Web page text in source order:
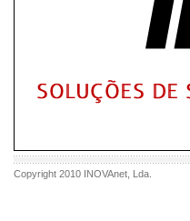
Copyright 2010 INOVAnet , Lda.